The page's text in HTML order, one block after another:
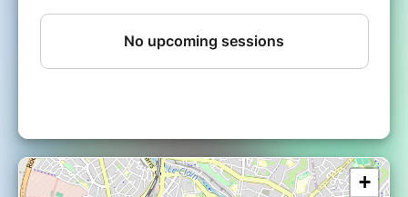
fusionnent et deviennent les instigateurs d’un
nouveau rituel contemporain qui met l’Homme
face à son mystère au milieu des nuées et des
vapeurs de son imaginaire. Dans ce théâtre
point de départ d’un voyage intime et
introspectif.
+